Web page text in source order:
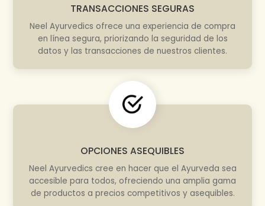
TRANSACCIONES SEGURAS
Neel Ayurvedics ofrece una experiencia de compra
en línea segura, priorizando la seguridad de los
datos y las transacciones de nuestros clientes.
OPCIONES ASEQUIBLES
Neel Ayurvedics cree en hacer que el Ayurveda sea
accesible para todos, ofreciendo una amplia gama
de productos a precios competitivos y asequibles.